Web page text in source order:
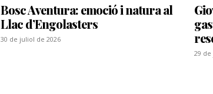
Bosc Aventura: emoció i natura al
Llac d’Engolasters
30 de juliol de 2026
29